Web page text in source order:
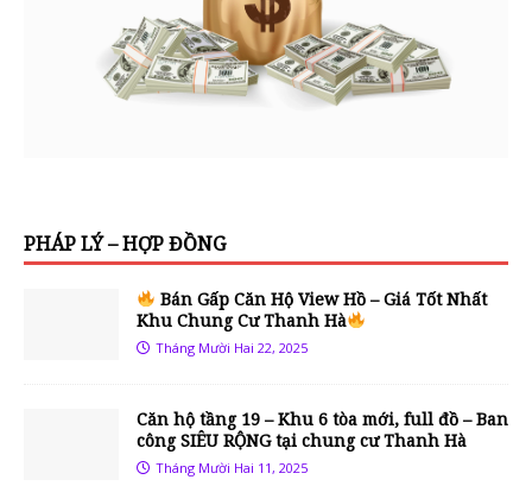
PHÁP LÝ – HỢP ĐỒNG
Bán Gấp Căn Hộ View Hồ – Giá Tốt Nhất
Khu Chung Cư Thanh Hà
Tháng Mười Hai 22, 2025
Căn hộ tầng 19 – Khu 6 tòa mới, full đồ – Ban
công SIÊU RỘNG tại chung cư Thanh Hà
Tháng Mười Hai 11, 2025